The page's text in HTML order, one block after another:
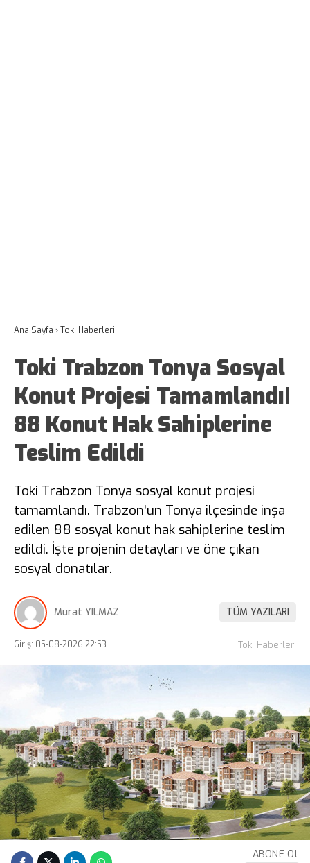
Ana Sayfa ›Toki Haberleri
Toki Trabzon Tonya Sosyal
Konut Projesi Tamamlandı!
88 Konut Hak Sahiplerine
Teslim Edildi
Toki Trabzon Tonya sosyal konut projesi
tamamlandı. Trabzon’un Tonya ilçesinde inşa
edilen 88 sosyal konut hak sahiplerine teslim
edildi. İşte projenin detayları ve öne çıkan
sosyal donatılar.
Murat YILMAZ TÜM YAZILARI
Giriş: 05-08-2026 22:53 Toki Haberleri
ABONE OL